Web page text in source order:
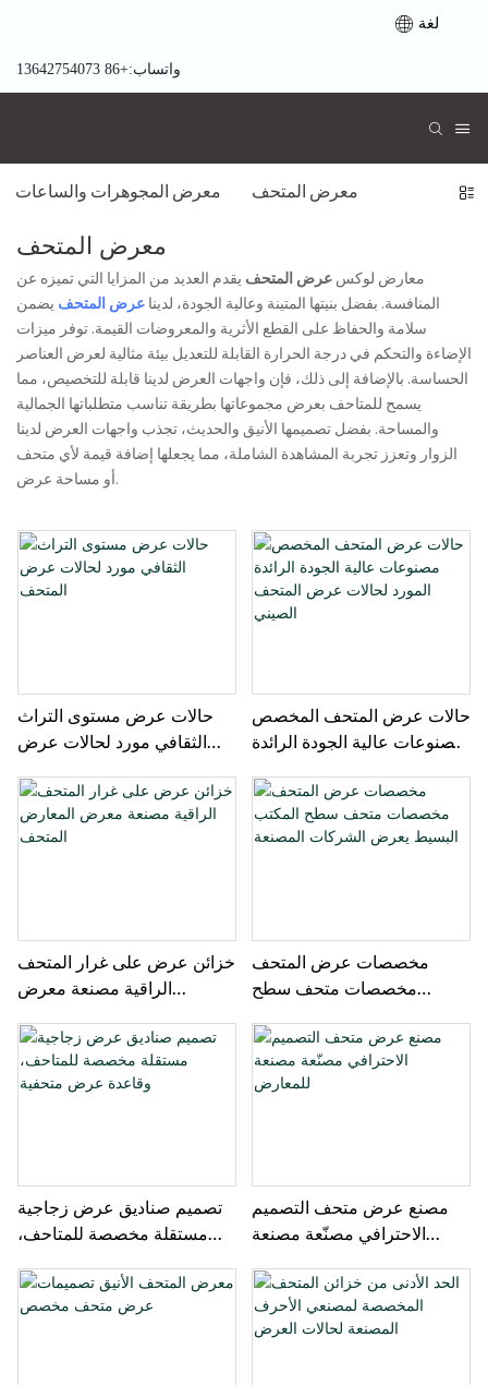
لغة
واتساب:+86 13642754073
معرض المجوهرات والساعات معرض المتحف
معرض المتحف
معارض لوكس عرض المتحف يقدم العديد من المزايا التي تميزه عن
المنافسة. بفضل بنيتها المتينة وعالية الجودة، لدينا عرض المتحف يضمن
سلامة والحفاظ على القطع الأثرية والمعروضات القيمة. توفر ميزات
الإضاءة والتحكم في درجة الحرارة القابلة للتعديل بيئة مثالية لعرض العناصر
الحساسة. بالإضافة إلى ذلك، فإن واجهات العرض لدينا قابلة للتخصيص، مما
يسمح للمتاحف بعرض مجموعاتها بطريقة تناسب متطلباتها الجمالية
والمساحة. بفضل تصميمها الأنيق والحديث، تجذب واجهات العرض لدينا
الزوار وتعزز تجربة المشاهدة الشاملة، مما يجعلها إضافة قيمة لأي متحف
أو مساحة عرض.
حالات عرض مستوى التراث
الثقافي مورد لحالات عرض
المتحف
حالات عرض المتحف المخصص
مصنوعات عالية الجودة الرائدة
المورد لحالات عرض المتحف
الصيني
خزائن عرض على غرار المتحف
الراقية مصنعة معرض
المعارض المتحف
مخصصات عرض المتحف
مخصصات متحف سطح
المكتب البسيط يعرض
الشركات المصنعة
تصميم صناديق عرض زجاجية
مستقلة مخصصة للمتاحف،
وقاعدة عرض متحفية
مصنع عرض متحف التصميم
الاحترافي مصنّعة مصنعة
للمعارض